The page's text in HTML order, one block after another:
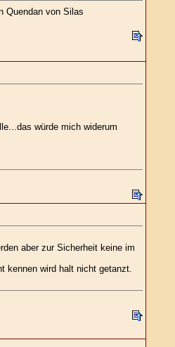
Quendan von Silas
würde mich widerum
aber zur Sicherheit keine im
kennen wird halt nicht getanzt.